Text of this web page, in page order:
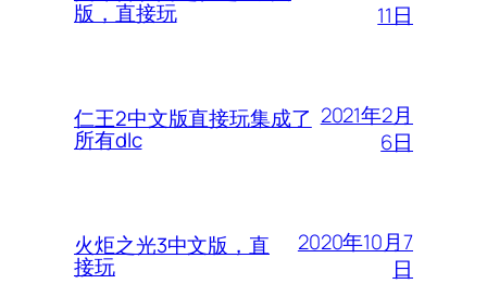
版，直接玩
11日
仁王2中文版直接玩集成了
所有dlc
2021年2月
6日
火炬之光3中文版，直
接玩
2020年10月7
日